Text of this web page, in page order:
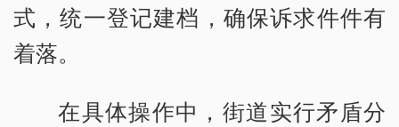
式，统一登记建档，确保诉求件件有
着落。
在具体操作中，街道实行矛盾分